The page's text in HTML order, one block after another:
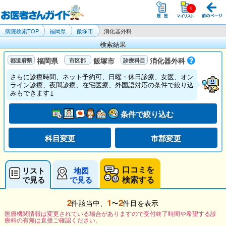
病院検索TOP 福岡県 飯塚市 消化器外科
検索結果
福岡県 飯塚市 消化器外科
さらに診療時間、ネット予約可、日曜・休日診療、女医、オン
ライン診療、夜間診療、在宅医療、外国語対応の条件で絞り込
みもできます↓
条件で絞り込む
科目変更 市郡変更
リスト
で見る
地図
で見る
口コミを
検索する
2件該当中、 1〜2件目を表示
医療機関情報は変更されている場合がありますので受付終了時間や希望する診
療科の有無は直接ご確認ください。